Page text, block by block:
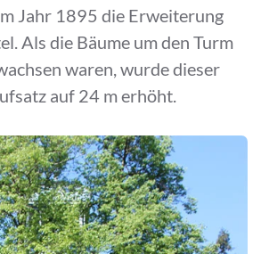
Jahr 1895 die Erweiterung
Als die Bäume um den Turm
waren, wurde dieser
auf 24 m erhöht.